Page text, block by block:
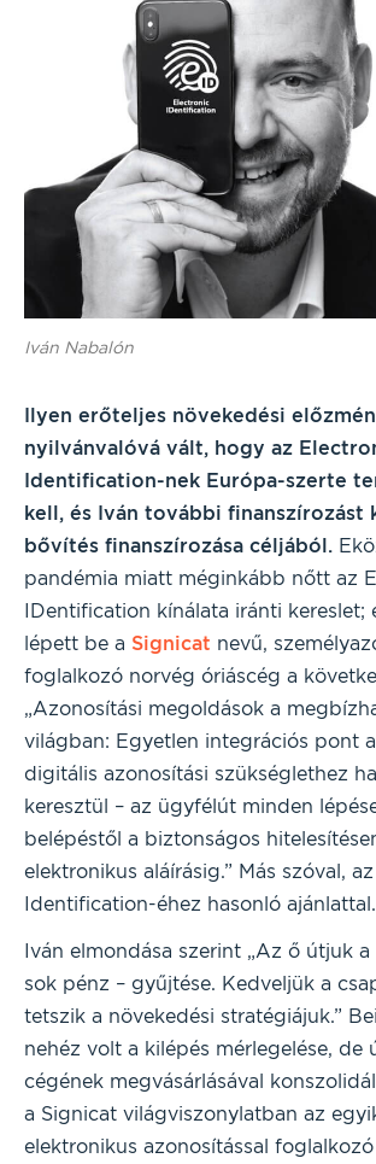
Iván Nabalón
Ilyen erőteljes növekedési
nyilvánvalóvá vált, hogy az
Identification-nek Európa-szerte
kell, és Iván további finanszírozást
bővítés finanszírozása céljából.
pandémia miatt méginkább nőtt az
IDentification kínálata iránti kereslet;
lépett be a Signicat nevű,
foglalkozó norvég óriáscég a
„Azonosítási megoldások a
világban: Egyetlen integrációs pont
digitális azonosítási szükséglethez
keresztül – az ügyfélút minden
belépéstől a biztonságos
elektronikus aláírásig.” Más szóval,
Identification-éhez hasonló ajánlattal.
Iván elmondása szerint „Az ő útjuk
sok pénz – gyűjtése. Kedveljük a
tetszik a növekedési stratégiájuk.”
nehéz volt a kilépés mérlegelése, de
cégének megvásárlásával
a Signicat világviszonylatban az
elektronikus azonosítással